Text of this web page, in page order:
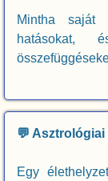
Mintha saját
hatásokat,
💬
Egy